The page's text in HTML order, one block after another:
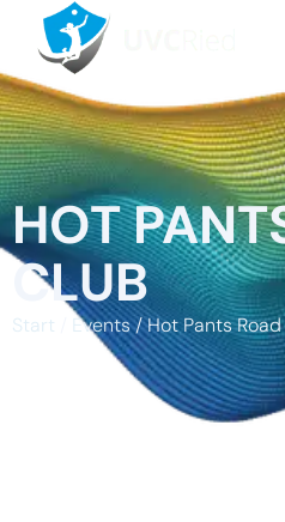
HOT
CLUB
Start Events/ Hot Pants Road